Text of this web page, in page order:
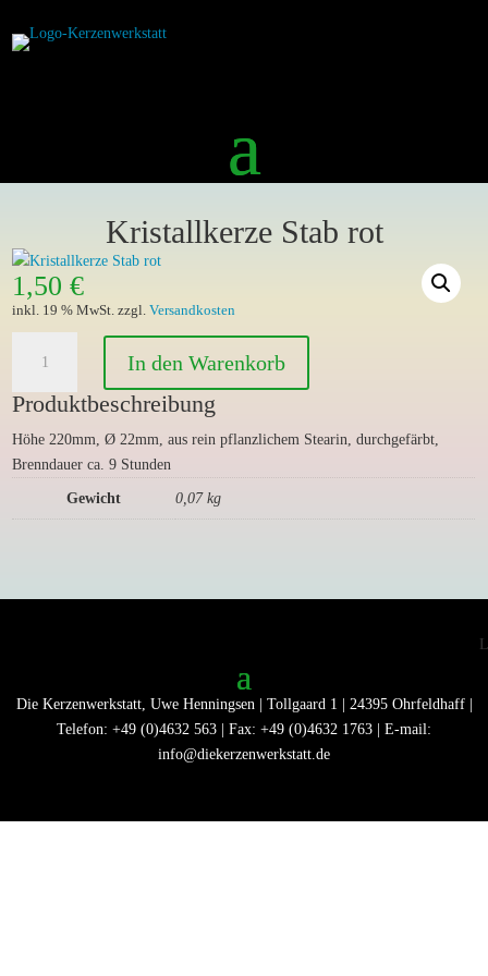
Kristallkerze Stab rot
1,50€
inkl. 19 % MwSt. zzgl.Versandkosten
rot
In den Warenkorb
Produktbeschreibung
Höhe 220mm, Ø 22mm, aus rein pflanzlichem Stearin, durchgefärbt,
Brenndauer ca. 9 Stunden
Gewicht 0,07 kg
Die Kerzenwerkstatt, Uwe Henningsen | Tollgaard 1 | 24395 Ohrfeldhaff |
Telefon: +49 (0)4632 563 | Fax: +49 (0)4632 1763 | E-mail:
info@diekerzenwerkstatt.de